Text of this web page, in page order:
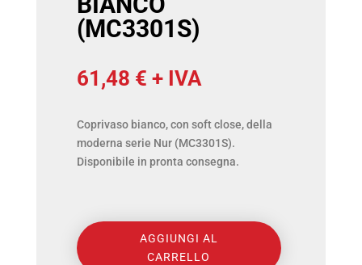
(MC3301S)
61,48 € + IVA
Coprivaso bianco, con soft close, della
moderna serie Nur (MC3301S).
Disponibile in pronta consegna.
ALICE
CERAMICA
AGGIUNGI AL
CARRELLO